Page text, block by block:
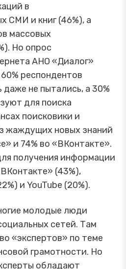
в
СМИ и книг (46%), а
массовых
Но опрос
АНО «Диалог»
респондентов
не пытались, а 30%
для поиска
поисковики и
жаждущих новых знаний
и 74% во «ВКонтакте».
получения информации
(43%),
и YouTube (20%).
молодые люди
сетей. Там
«экспертов» по теме
грамотности. Но
обладают